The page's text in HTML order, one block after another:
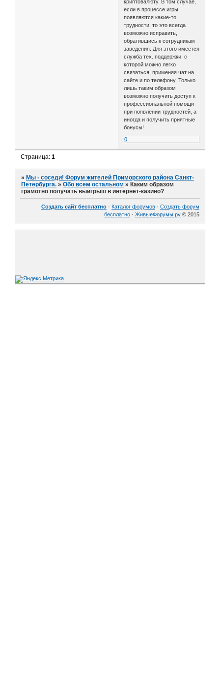
криптовалюту. В том случае,
если в процессе игры
появляются какие-то
трудности, то это всегда
возможно исправить,
обратившись к сотрудникам
заведения. Для этого имеется
служба тех. поддержки, с
которой можно легко
связаться, применяя чат на
сайте и по телефону. Только
лишь таким образом
возможно получить доступ к
профессиональной помощи
при появлении трудностей, а
иногда и получить приятные
бонусы!
0
Страница:1
»Мы - соседи! Форум жителей Приморского района Санкт-
Петербурга. »Обо всем остальном »Каким образом
грамотно получать выигрыш в интернет-казино?
Создать сайт бесплатно · Каталог форумов · Создать форум
бесплатно · ЖивыеФорумы.ру © 2015